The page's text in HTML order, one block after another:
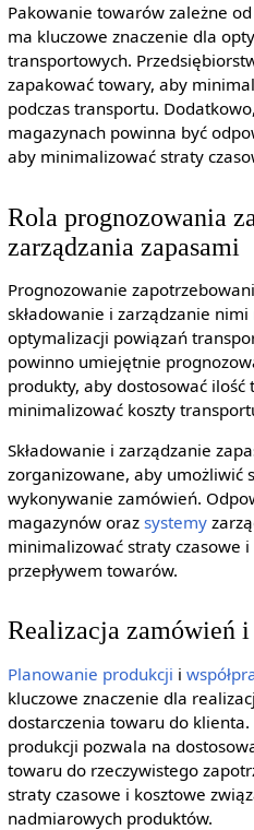
Pakowanie towarów zależne
ma kluczowe znaczenie dla
transportowych.
zapakować towary, aby
podczas transportu. Dodatkowo,
magazynach powinna być
aby minimalizować straty
Rola prognozowania
zarządzania zapasami
Prognozowanie
składowanie i zarządzanie
optymalizacji powiązań
powinno umiejętnie
produkty, aby dostosować
minimalizować koszty
Składowanie i zarządzanie
zorganizowane, aby umożliwić
wykonywanie zamówień.
magazynów oraz systemy
minimalizować straty czasowe
przepływem towarów.
Realizacja zamówień i
Planowanie produkcji i
kluczowe znaczenie dla
dostarczenia towaru do
produkcji pozwala na
towaru do rzeczywistego
straty czasowe i kosztowe
nadmiarowych produktów.